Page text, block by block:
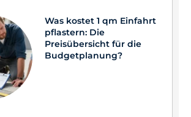
Was kostet 1 qm Einfahrt
pflastern: Die
Preisübersicht für die
Budgetplanung?